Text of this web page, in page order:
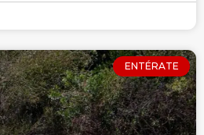
ENTÉRATE